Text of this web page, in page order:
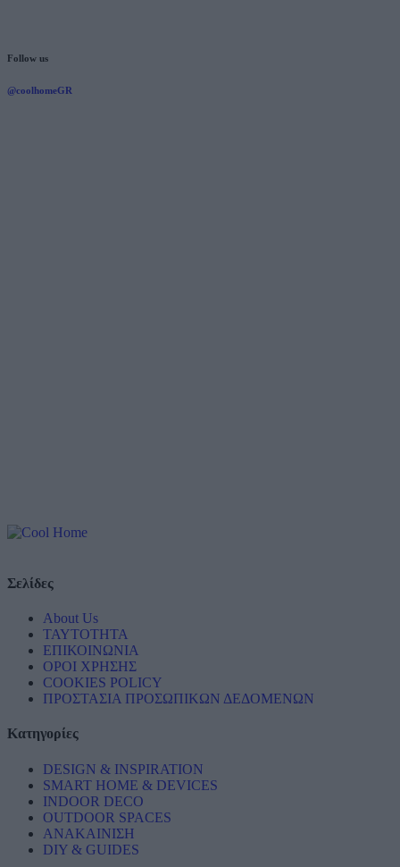
Follow us
@coolhomeGR
Σελίδες
About Us
ΤΑΥΤΟΤΗΤΑ
ΕΠΙΚΟΙΝΩΝΙΑ
ΟΡΟΙ ΧΡΗΣΗΣ
COOKIES POLICY
ΠΡΟΣΤΑΣΙΑ ΠΡΟΣΩΠΙΚΩΝ ΔΕΔΟΜΕΝΩΝ
Κατηγορίες
DESIGN & INSPIRATION
SMART HOME & DEVICES
INDOOR DECO
OUTDOOR SPACES
ΑΝΑΚΑΙΝΙΣΗ
DIY & GUIDES